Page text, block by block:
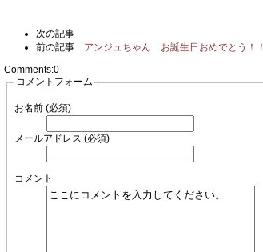
次の記事
前の記事 アンジュちゃん お誕生日おめでとう！！
Comments:0
コメントフォーム
お名前 (必須)
メールアドレス (必須)
コメント